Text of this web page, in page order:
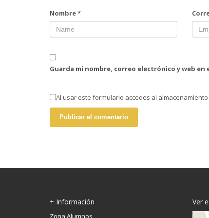
Nombre*
Guarda mi nombre, correo electrónico y web
Al usar este formulario accedes al
+ Información
Zona Alumnos
Ver